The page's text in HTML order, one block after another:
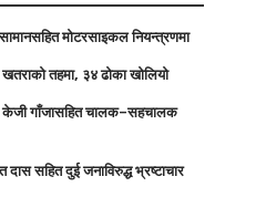
सामानसहित मोटरसाइकल नियन्त्रणमा
तहमा, ३४ ढोका खोलियो
केजी गाँजासहित चालक–सहचालक
सहित दुई जनाविरुद्ध भ्रष्टाचार